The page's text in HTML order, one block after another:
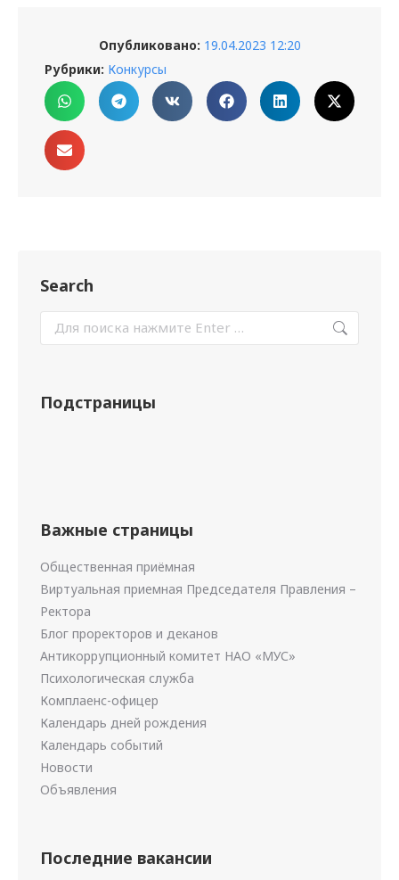
Опубликовано: 19.04.2023 12:20
Рубрики: Конкурсы
Search
Подстраницы
Важные страницы
Общественная приёмная
Виртуальная приемная Председателя Правления –
Ректора
Блог проректоров и деканов
Антикоррупционный комитет НАО «МУС»
Психологическая служба
Комплаенс-офицер
Календарь дней рождения
Календарь событий
Новости
Объявления
Последние вакансии